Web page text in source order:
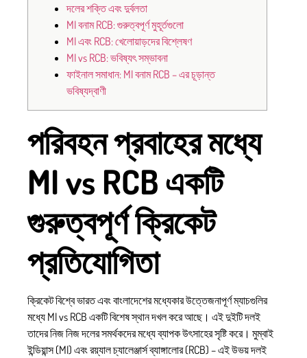
দলের শক্তি এবং দুর্বলতা
MI বনাম RCB: গুরুত্বপূর্ণ মুহূর্তগুলো
MI এবং RCB: খেলোয়াড়দের বিশ্লেষণ
MI vs RCB: ভবিষ্যৎ সম্ভাবনা
ফাইনাল সমাধান: MI বনাম RCB – এর চূড়ান্ত
ভবিষ্যদ্বাণী
পরিবহন প্রবাহের মধ্যে
MI vs RCB একটি
গুরুত্বপূর্ণ ক্রিকেট
প্রতিযোগিতা
ক্রিকেট বিশ্বে ভারত এবং বাংলাদেশের মধ্যেকার উত্তেজনাপূর্ণ ম্যাচগুলির
মধ্যে MI vs RCB একটি বিশেষ স্থান দখল করে আছে। এই দুইটি দলই
তাদের নিজ নিজ দলের সমর্থকদের মধ্যে ব্যাপক উৎসাহের সৃষ্টি করে। মুম্বাই
ইন্ডিয়ান্স (MI) এবং রয়্যাল চ্যালেঞ্জার্স ব্যাঙ্গালোর (RCB) – এই উভয় দলই